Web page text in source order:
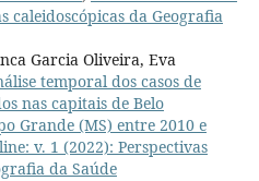
caleidoscópicas da Geografia
Garcia Oliveira, Eva
temporal dos casos de
nas capitais de Belo
Grande (MS) entre 2010 e
v. 1 (2022): Perspectivas
da Saúde